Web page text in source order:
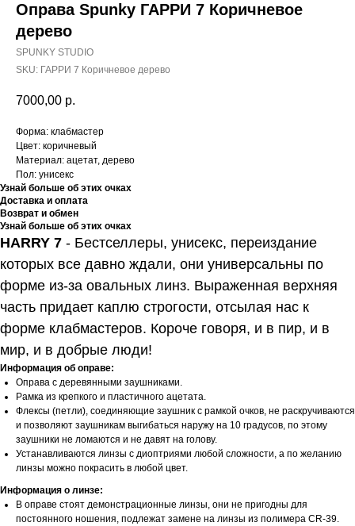
Оправа Spunky ГАРРИ 7 Коричневое
дерево
SPUNKY STUDIO
SKU: ГАРРИ 7 Коричневое дерево
7000,00 р.
Форма: клабмастер
Цвет: коричневый
Материал: ацетат, дерево
Пол: унисекс
Узнай больше об этих очках
Доставка и оплата
Возврат и обмен
Узнай больше об этих очках
HARRY 7 - Бестселлеры, унисекс, переиздание
которых все давно ждали, они универсальны по
форме из-за овальных линз. Выраженная верхняя
часть придает каплю строгости, отсылая нас к
форме клабмастеров. Короче говоря, и в пир, и в
мир, и в добрые люди!
Информация об оправе:
Оправа с деревянными заушниками.
Рамка из крепкого и пластичного ацетата.
Флексы (петли), соединяющие заушник с рамкой очков, не раскручиваются
и позволяют заушникам выгибаться наружу на 10 градусов, по этому
заушники не ломаются и не давят на голову.
Устанавливаются линзы с диоптриями любой сложности, а по желанию
линзы можно покрасить в любой цвет.
Информация о линзе:
В оправе стоят демонстрационные линзы, они не пригодны для
постоянного ношения, подлежат замене на линзы из полимера CR-39.